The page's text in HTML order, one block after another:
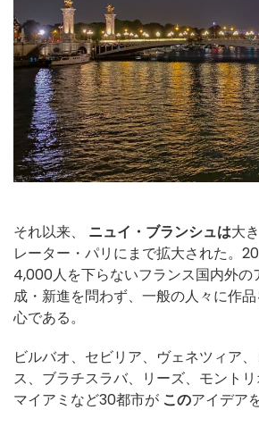
それ以来、 ニュイ・ブランシュは大
レーター・パリにまで拡大された。
4,000人を下らないフランス国内外の
成・新進を問わず、一般の人々に作
心である。
ビルバオ、セビリア、ヴェネツィア
ス、ブラチスラバ、リーズ、モントリ
マイアミなど30都市が このアイデア